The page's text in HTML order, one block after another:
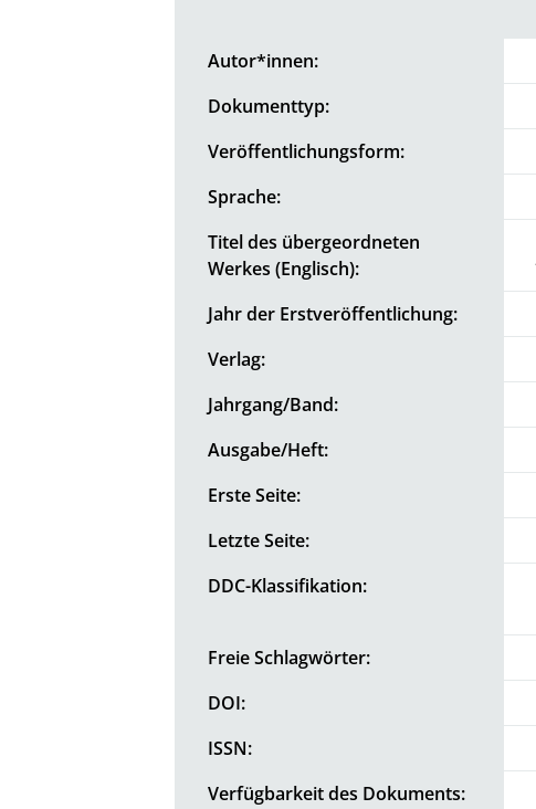
Autor*innen:
Dokumenttyp:
Veröffentlichungsform:
Sprache:
Titel des übergeordneten
Werkes (Englisch):
Jahr der Erstveröffentlichung:
Verlag:
Jahrgang/Band:
Ausgabe/Heft:
Erste Seite:
Letzte Seite:
DDC-Klassifikation:
Freie Schlagwörter:
DOI:
ISSN:
Verfügbarkeit des Dokuments: